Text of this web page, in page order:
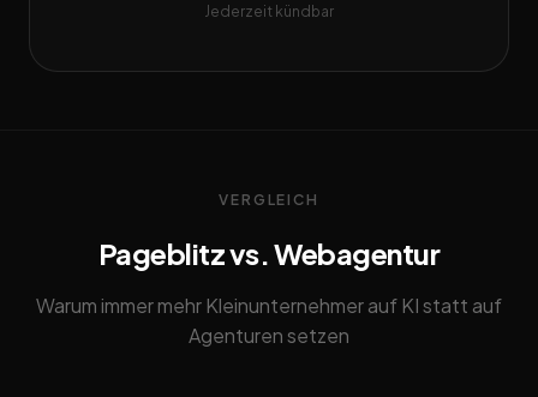
Jederzeit kündbar
VERGLEICH
Pageblitz vs. Webagentur
Warum immer mehr Kleinunternehmer auf KI statt auf
Agenturen setzen